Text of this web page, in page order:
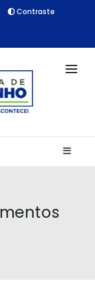
Contraste